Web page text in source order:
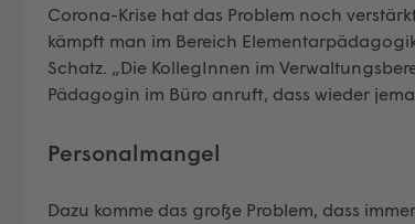
Corona-Krise hat das Problem noch
kämpft man im Bereich
Schatz. „Die KollegInnen im
Pädagogin im Büro anruft, dass wieder
Personalmangel
Dazu komme das große Problem, dass